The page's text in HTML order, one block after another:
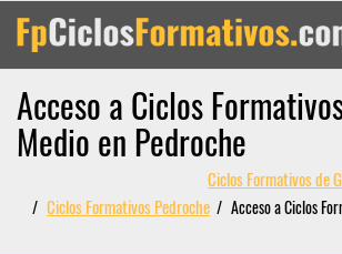
Acceso a Ciclos
Medio en Pedroche
Ciclos Formativos de
Ciclos Formativos Pedroche
Acceso a Ciclos